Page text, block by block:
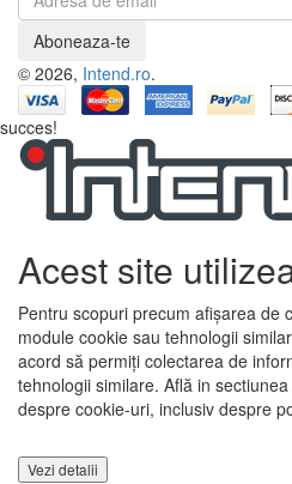
Aboneaza-te
© 2026, Intend.ro.
succes!
Acest site
Pentru scopuri precum afișarea de
module cookie sau tehnologii
acord să permiți colectarea de
tehnologii similare. Află in
despre cookie-uri, inclusiv despre
Vezi detalii